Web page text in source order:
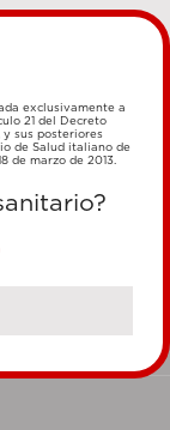
exclusivamente a
21 del Decreto
y sus posteriores
de Salud italiano de
de marzo de 2013.